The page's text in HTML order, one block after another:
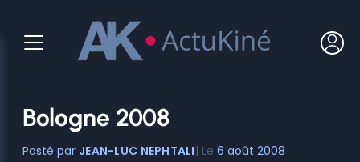
contenu
Bologne 2008
JEAN-LUC NEPHTALI 6 août 2008